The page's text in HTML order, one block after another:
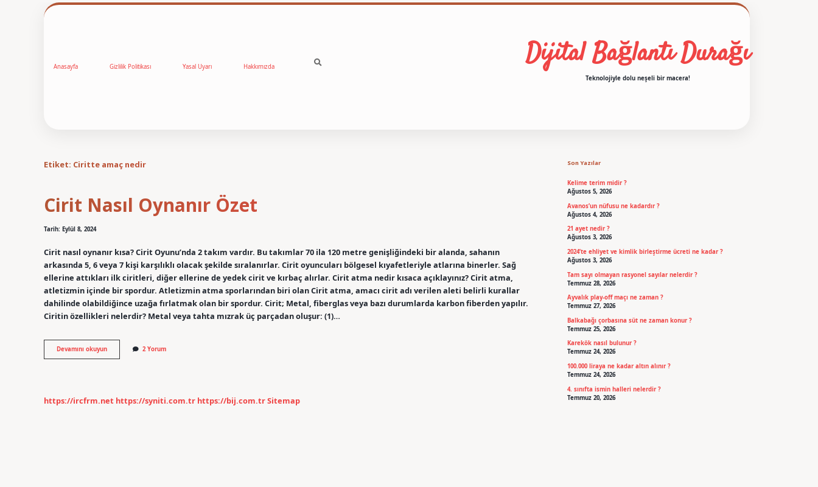
Anasayfa Gizlilik Politikası Yasal Uyarı Hakkımızda Dijital Bağlantı Durağı
Teknolojiyle dolu neşeli bir macera!
Etiket: Ciritte amaç nedir
Cirit Nasıl Oynanır Özet
Tarih: Eylül 8, 2024
Cirit nasıl oynanır kısa? Cirit Oyunu’nda 2 takım vardır. Bu takımlar 70 ila 120 metre genişliğindeki bir alanda, sahanın
arkasında 5, 6 veya 7 kişi karşılıklı olacak şekilde sıralanırlar. Cirit oyuncuları bölgesel kıyafetleriyle atlarına binerler. Sağ
ellerine attıkları ilk ciritleri, diğer ellerine de yedek cirit ve kırbaç alırlar. Cirit atma nedir kısaca açıklayınız? Cirit atma,
atletizmin içinde bir spordur. Atletizmin atma sporlarından biri olan Cirit atma, amacı cirit adı verilen aleti belirli kurallar
dahilinde olabildiğince uzağa fırlatmak olan bir spordur. Cirit; Metal, fiberglas veya bazı durumlarda karbon fiberden yapılır.
Ciritin özellikleri nelerdir? Metal veya tahta mızrak üç parçadan oluşur: (1)…
Devamını okuyunCirit
Nasıl
2 Yorum
https://ircfrm.net https://syniti.com.tr https://bij.com.trSitemap
Son Yazılar
Kelime terim midir ?
Ağustos 5, 2026
Avanos’un nüfusu ne kadardır ?
Ağustos 4, 2026
21 ayet nedir ?
Ağustos 3, 2026
2024’te ehliyet ve kimlik birleştirme ücreti ne kadar ?
Ağustos 3, 2026
Tam sayı olmayan rasyonel sayılar nelerdir ?
Temmuz 28, 2026
Ayvalık play-off maçı ne zaman ?
Temmuz 27, 2026
Balkabağı çorbasına süt ne zaman konur ?
Temmuz 25, 2026
Karekök nasıl bulunur ?
Temmuz 24, 2026
100.000 liraya ne kadar altın alınır ?
Temmuz 24, 2026
4. sınıfta ismin halleri nelerdir ?
Temmuz 20, 2026